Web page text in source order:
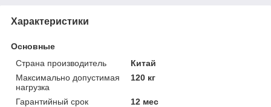
Характеристики
Основные
Страна производитель
Китай
Максимально допустимая
нагрузка
120 кг
Гарантийный срок
12 мес